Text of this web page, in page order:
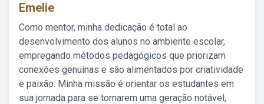
Emelie
Como mentor, minha dedicação é total ao
desenvolvimento dos alunos no ambiente escolar,
empregando métodos pedagógicos que priorizam
conexões genuínas e são alimentados por criatividade
e paixão. Minha missão é orientar os estudantes em
sua jornada para se tornarem uma geração notável,